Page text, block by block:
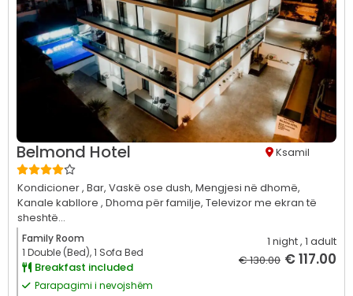
Belmond Hotel Ksamil
Kondicioner , Bar, Vaskë ose dush, Mengjesi në dhomë,
Kanale kabllore , Dhoma për familje, Televizor me ekran të
sheshtë...
Family Room
1 Double (Bed), 1 Sofa Bed
Breakfast included
Parapagimi i nevojshëm
1 night, 1 adult
€ 130.00 € 117.00